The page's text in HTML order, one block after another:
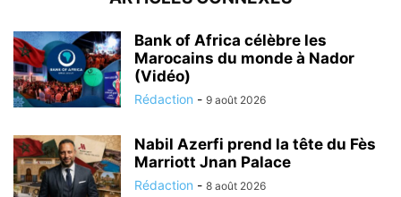
Bank of Africa célèbre les
Marocains du monde à Nador
(Vidéo)
Rédaction - 9 août 2026
Nabil Azerfi prend la tête du Fès
Marriott Jnan Palace
Rédaction - 8 août 2026